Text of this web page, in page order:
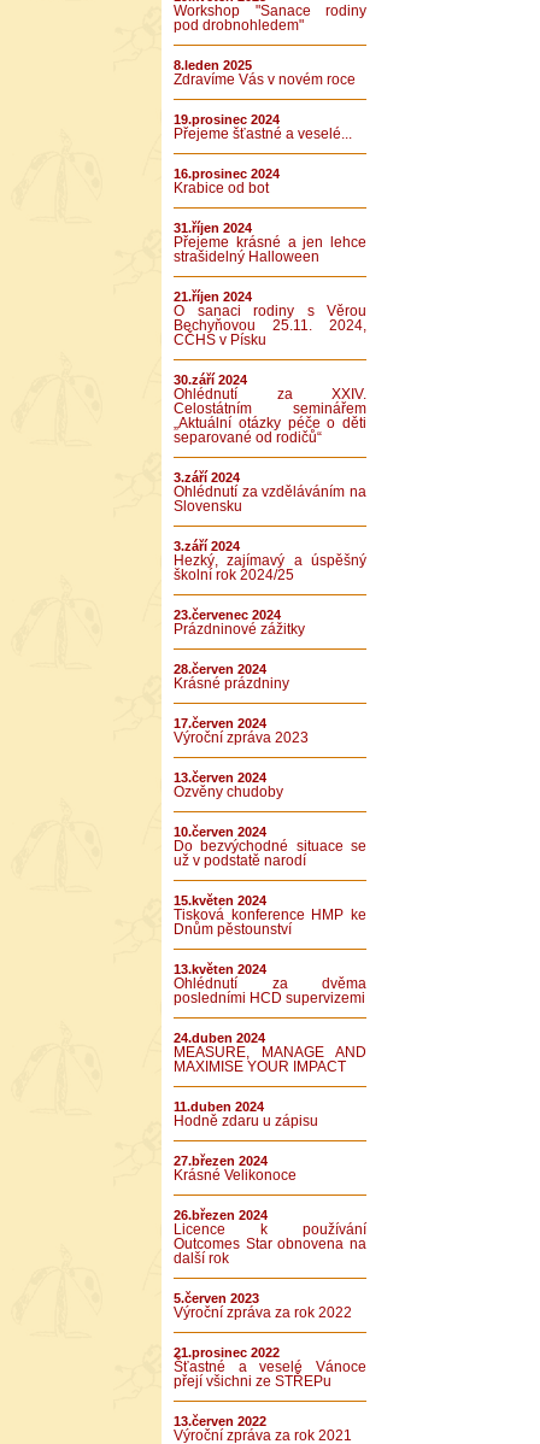
Workshop "Sanace rodiny
pod drobnohledem"
8.leden 2025
Zdravíme Vás v novém roce
19.prosinec 2024
Přejeme šťastné a veselé...
16.prosinec 2024
Krabice od bot
31.říjen 2024
Přejeme krásné a jen lehce
strašidelný Halloween
21.říjen 2024
O sanaci rodiny s Věrou
Bechyňovou 25.11. 2024,
CČHS v Písku
30.září 2024
Ohlédnutí za XXIV.
Celostátním seminářem
„Aktuální otázky péče o děti
separované od rodičů“
3.září 2024
Ohlédnutí za vzděláváním na
Slovensku
3.září 2024
Hezký, zajímavý a úspěšný
školní rok 2024/25
23.červenec 2024
Prázdninové zážitky
28.červen 2024
Krásné prázdniny
17.červen 2024
Výroční zpráva 2023
13.červen 2024
Ozvěny chudoby
10.červen 2024
Do bezvýchodné situace se
už v podstatě narodí
15.květen 2024
Tisková konference HMP ke
Dnům pěstounství
13.květen 2024
Ohlédnutí za dvěma
posledními HCD supervizemi
24.duben 2024
MEASURE, MANAGE AND
MAXIMISE YOUR IMPACT
11.duben 2024
Hodně zdaru u zápisu
27.březen 2024
Krásné Velikonoce
26.březen 2024
Licence k používání
Outcomes Star obnovena na
další rok
5.červen 2023
Výroční zpráva za rok 2022
21.prosinec 2022
Šťastné a veselé Vánoce
přejí všichni ze STŘEPu
13.červen 2022
Výroční zpráva za rok 2021